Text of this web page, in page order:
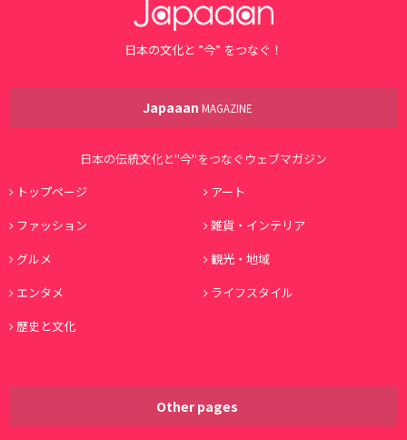
日本の文化と ”今” をつなぐ！
Japaaan MAGAZINE
日本の伝統文化と"今"をつなぐウェブマガジン
トップページ
アート
ファッション
雑貨・インテリア
グルメ
観光・地域
エンタメ
ライフスタイル
歴史と文化
Other pages